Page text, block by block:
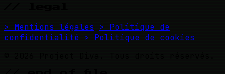
> Mentions légales
> Politique de
confidentialité > Politique de cookies